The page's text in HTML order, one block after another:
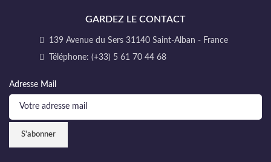
GARDEZ LE CONTACT
139 Avenue du Sers 31140 Saint-Alban - France
Téléphone: (+33) 5 61 70 44 68
Adresse Mail